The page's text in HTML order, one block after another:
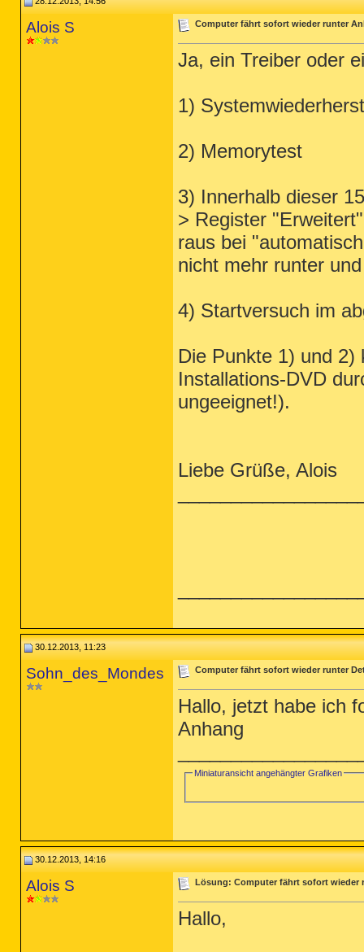
Alois S Computer fährt sofort wieder runter
Ja, ein Treiber oder
1)
2) Memorytest
3) Innerhalb dieser
> Register
raus bei
nicht mehr runter
4) Startversuch im
Die Punkte 1) und
Installations-DVD
ungeeignet!).
Liebe Grüße, Alois
30.12.2013, 11:23
Sohn_des_Mondes Computer fährt sofort wieder runter
Hallo, jetzt habe ich
Anhang
Miniaturansicht angehängter Grafiken
30.12.2013, 14:16
Alois S Lösung: Computer fährt sofort wieder
Hallo,